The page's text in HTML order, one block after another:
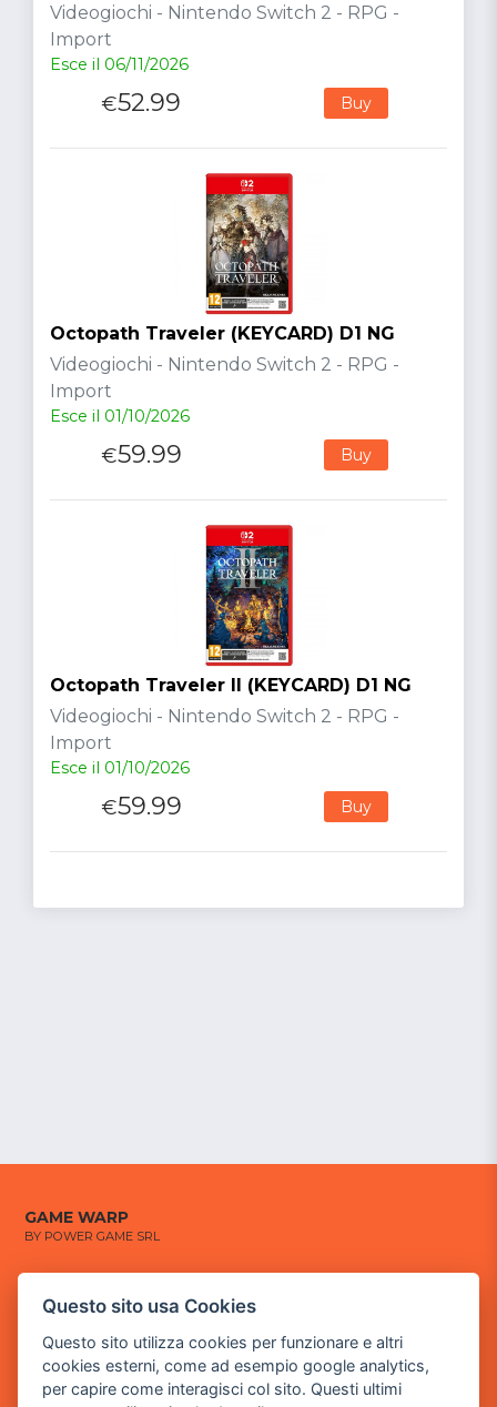
Videogiochi - Nintendo Switch 2 - RPG -
Import
Esce il 06/11/2026
€52.99 Buy
Octopath Traveler (KEYCARD) D1 NG
Videogiochi - Nintendo Switch 2 - RPG -
Import
Esce il 01/10/2026
€59.99 Buy
Octopath Traveler II (KEYCARD) D1 NG
Videogiochi - Nintendo Switch 2 - RPG -
Import
Esce il 01/10/2026
€59.99 Buy
GAME WARP
BY POWER GAME SRL
via Villaggio dei Platani, 3
- 25014 Castenedolo, Brescia
Sede Operativa
via Industriale, 2 - 25082 Botticino, BS
Questo sito usa Cookies
Questo sito utilizza cookies per funzionare e altri
cookies esterni, come ad esempio google analytics,
per capire come interagisci col sito. Questi ultimi